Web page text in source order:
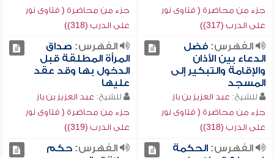
جزء من محاضرة ( فتاوى نور
على الدرب (317))
جزء من محاضرة ( فتاوى نور
على الدرب (318))
الفهرس:فضل
الدعاء بين الأذان
والإقامة والتبكير إلى
المسجد
للشيخ: عبد العزيز بن باز
جزء من محاضرة ( فتاوى نور
على الدرب (318))
الفهرس: صداق
المرأة المطلقة قبل
الدخول بها وقد عقد
عليها
للشيخ: عبد العزيز بن باز
جزء من محاضرة ( فتاوى نور
على الدرب (319))
الفهرس:الحكمة
الفهرس:حكم